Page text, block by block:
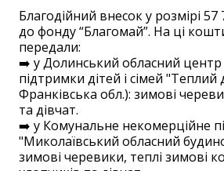
Благодійний внесок у розмірі
до фонду “Благомай”. На ці
передали:
➡️ у Долинський обласний центр
підтримки дітей і сімей "Теплий
Франківська обл.): зимові
та дівчат.
➡️ у Комунальне некомерційне
"Миколаївський обласний
зимові черевики, теплі зимові